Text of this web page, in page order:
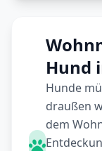
Hund
Hunde
draußen
dem